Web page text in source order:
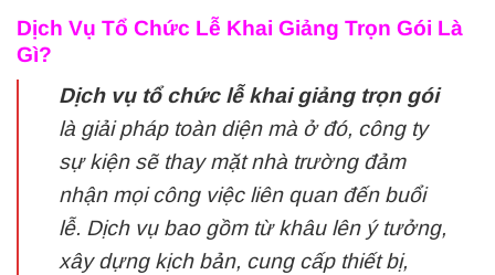
Dịch Vụ Tổ Chức Lễ Khai Giảng Trọn Gói Là
Gì?
Dịch vụ tổ chức lễ khai giảng trọn gói
là giải pháp toàn diện mà ở đó, công ty
sự kiện sẽ thay mặt nhà trường đảm
nhận mọi công việc liên quan đến buổi
lễ. Dịch vụ bao gồm từ khâu lên ý tưởng,
xây dựng kịch bản, cung cấp thiết bị,